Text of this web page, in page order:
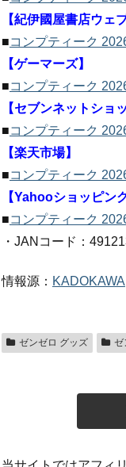
【紀伊國屋書店ウェ
■コンプティーク
【ゲーマーズ】
■コンプティーク
【セブンネットショ
■コンプティーク
【楽天市場】
■コンプティーク
【Yahooショッピング
■コンプティーク
・JANコード：
情報源： KADOKAWA
ゼンゼロ グッズ ゼ